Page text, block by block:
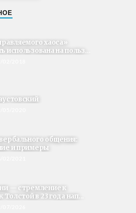
хаоса»
на польз...
общения:
и примеры
— стремление к
Толстой в 23 года нап...